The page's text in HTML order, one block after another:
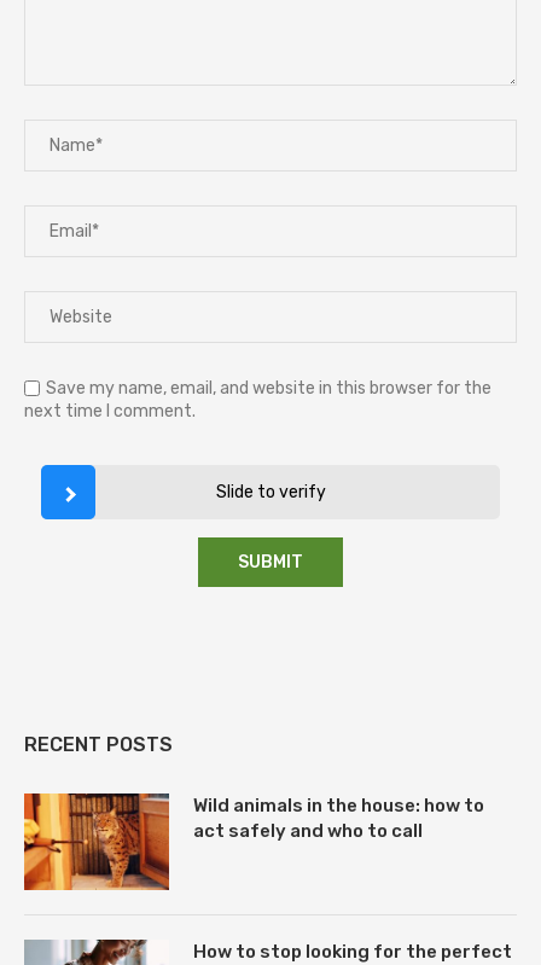
Save my name, email, and website in this browser for the
next time I comment.
Slide to verify
RECENT POSTS
Wild animals in the house: how to
act safely and who to call
How to stop looking for the perfect